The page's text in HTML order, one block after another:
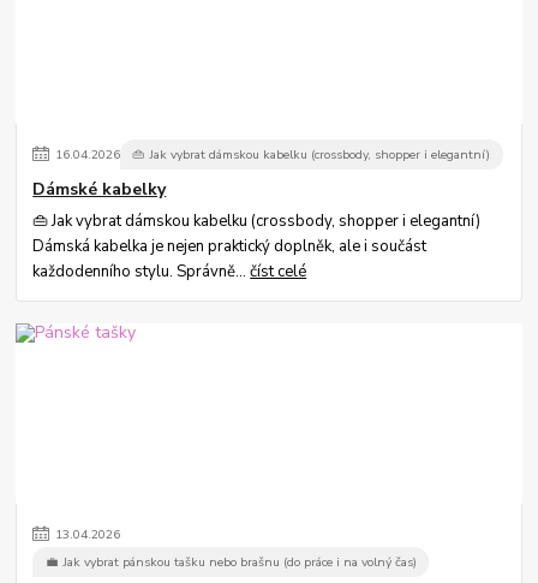
16.04.2026 👜 Jak vybrat dámskou kabelku (crossbody, shopper i elegantní)
Dámské kabelky
👜 Jak vybrat dámskou kabelku (crossbody, shopper i elegantní)
Dámská kabelka je nejen praktický doplněk, ale i součást
každodenního stylu. Správně...číst celé
13.04.2026
💼 Jak vybrat pánskou tašku nebo brašnu (do práce i na volný čas)